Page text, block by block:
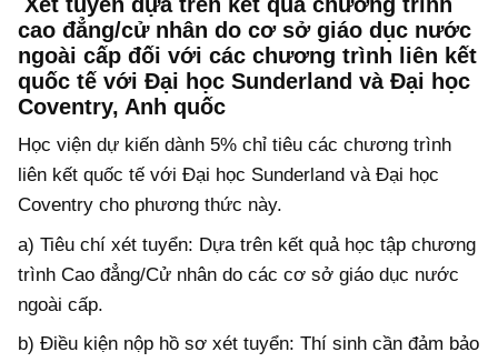
cao đẳng/cử nhân do cơ sở giáo dục nước
ngoài cấp đối với các chương trình liên kết
quốc tế với Đại học Sunderland và Đại học
Coventry, Anh quốc
Học viện dự kiến dành 5% chỉ tiêu các chương trình
liên kết quốc tế với Đại học Sunderland và Đại học
Coventry cho phương thức này.
a) Tiêu chí xét tuyển: Dựa trên kết quả học tập chương
trình Cao đẳng/Cử nhân do các cơ sở giáo dục nước
ngoài cấp.
b) Điều kiện nộp hồ sơ xét tuyển: Thí sinh cần đảm bảo